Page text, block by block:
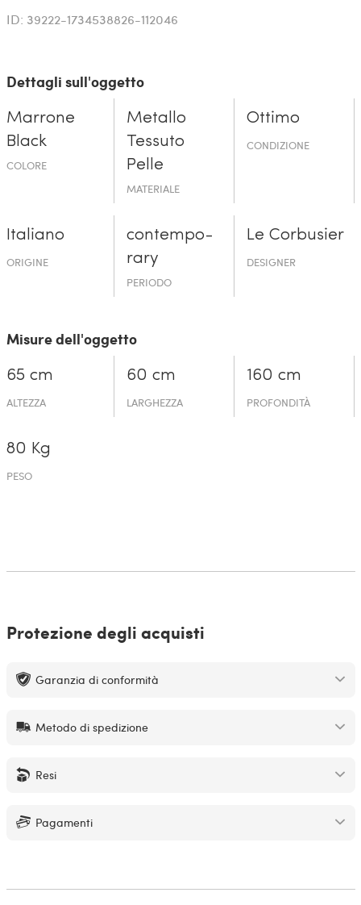
ID: 39222-1734538826-112046
Dettagli sull'oggetto
Marrone
Black
COLORE
Metallo
Tessuto
Pelle
MATERIALE
Ottimo
CONDIZIONE
Italiano
ORIGINE
contempo­
rary
PERIODO
Le Corbusier
DESIGNER
Misure dell'oggetto
65 cm
ALTEZZA
60 cm
LARGHEZZA
160 cm
PROFONDITÀ
80 Kg
PESO
Protezione degli acquisti
Garanzia di conformità
Metodo di spedizione
Resi
Pagamenti